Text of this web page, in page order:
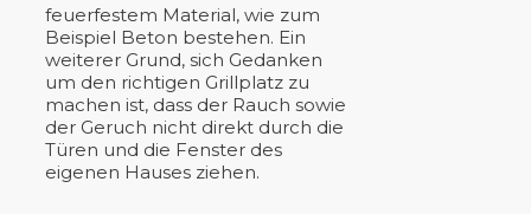
feuerfestem Material, wie zum
Beispiel Beton bestehen. Ein
weiterer Grund, sich Gedanken
um den richtigen Grillplatz zu
machen ist, dass der Rauch sowie
der Geruch nicht direkt durch die
Türen und die Fenster des
eigenen Hauses ziehen.